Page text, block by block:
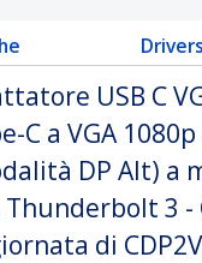
USB C
C a VGA
DP Alt) a
Thunderbolt 3 -
di